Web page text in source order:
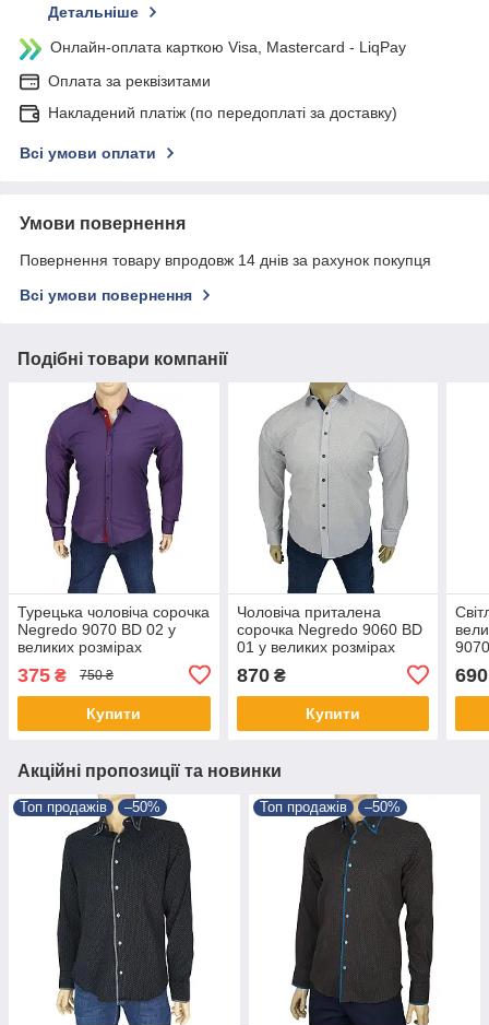
Детальніше
Онлайн-оплата карткою Visa, Mastercard - LiqPay
Оплата за реквізитами
Накладений платіж (по передоплаті за доставку)
Всі умови оплати
Умови повернення
Повернення товару впродовж 14 днів за рахунок покупця
Всі умови повернення
Подібні товари компанії
Турецька чоловіча сорочка
Negredo 9070 BD 02 у
великих розмірах
375 ₴ 750 ₴
Купити
Чоловіча приталена
сорочка Negredo 9060 BD
01 у великих розмірах
870₴
Купити
690
Акційні пропозиції та новинки
Топ продажів –50% Топ продажів –50%